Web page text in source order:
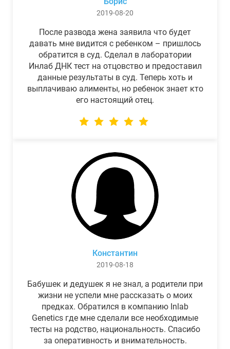
2019-08-20
После развода жена заявила что будет
давать мне видится с ребенком – пришлось
обратится в суд. Сделал в лаборатории
Инлаб ДНК тест на отцовство и предоставил
данные результаты в суд. Теперь хоть и
выплачиваю алименты, но ребенок знает кто
его настоящий отец.
Константин
2019-08-18
Бабушек и дедушек я не знал, а родители при
жизни не успели мне рассказать о моих
предках. Обратился в компанию Inlab
Genetics где мне сделали все необходимые
тесты на родство, национальность. Спасибо
за оперативность и внимательность.